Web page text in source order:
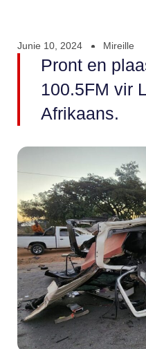
Junie 10, 2024 Mireille
Pront en
100.5FM vir
Afrikaans.